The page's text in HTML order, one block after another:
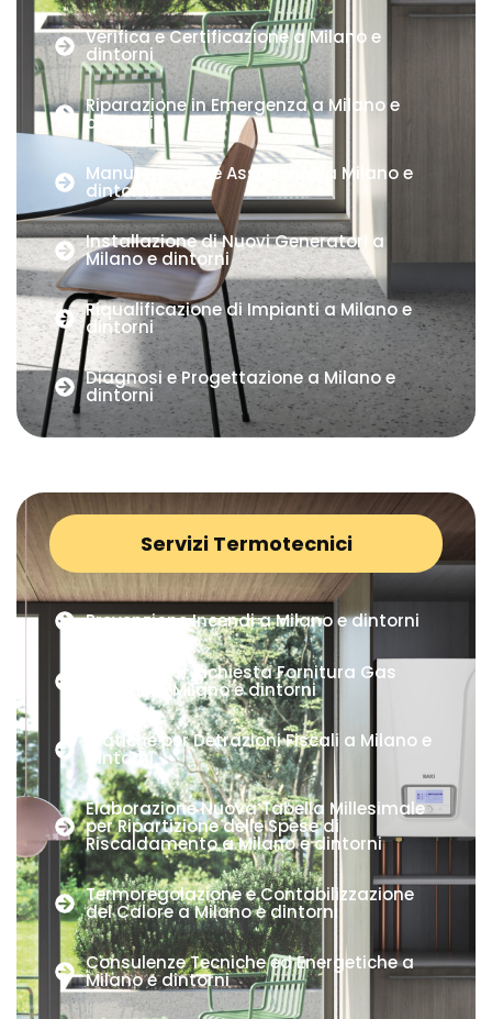
Verifica e Certificazione a Milano e
dintorni
Riparazione in Emergenza a Milano e
dintorni
Manutenzione e Assistenza a Milano e
dintorni
Installazione di Nuovi Generatori a
Milano e dintorni
Riqualificazione di Impianti a Milano e
dintorni
Diagnosi e Progettazione a Milano e
dintorni
Servizi Termotecnici
Prevenzione Incendi a Milano e dintorni
Pratiche per Richiesta Fornitura Gas
Metano a Milano e dintorni
Pratiche per Detrazioni Fiscali a Milano e
dintorni
Elaborazione Nuova Tabella Millesimale
per Ripartizione delle Spese di
Riscaldamento a Milano e dintorni
Termoregolazione e Contabilizzazione
del Calore a Milano e dintorni
Consulenze Tecniche ed Energetiche a
Milano e dintorni